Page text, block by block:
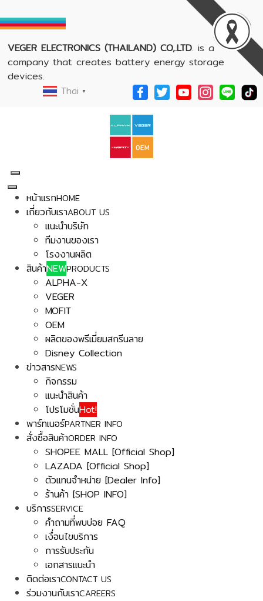
VEGER ELECTRONICS (THAILAND) CO,.LTD. is a
company that creates battery energy storage
devices.
Thai ▼
หน้าแรกHOME
เกี่ยวกับเราABOUT US
แนะนำบริษัท
ทีมงานของเรา
โรงงานผลิต
สินค้าNEWPRODUCTS
ALPHA-X
VEGER
MOFIT
OEM
ผลิตของพรีเมี่ยมสกรีนลาย
Disney Collection
ข่าวสารNEWS
กิจกรรม
แนะนำสินค้า
โปรโมชั่นHot!
พาร์ทเนอร์PARTNER INFO
สั่งซื้อสินค้าORDER INFO
SHOPEE MALL [Official Shop]
LAZADA [Official Shop]
ตัวแทนจำหน่าย [Dealer Info]
ร้านค้า [SHOP INFO]
บริการSERVICE
คำถามที่พบบ่อย FAQ
เงื่อนไขบริการ
การรับประกัน
เอกสารแนะนำ
ติดต่อเราCONTACT US
ร่วมงานกับเราCAREERS